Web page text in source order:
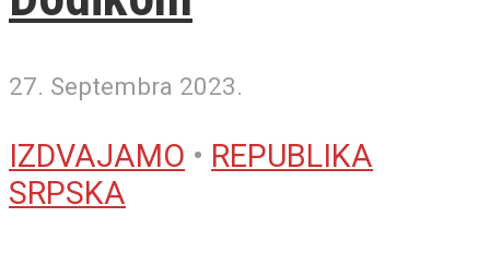
27. Septembra 2023.
IZDVAJAMO • REPUBLIKA
SRPSKA